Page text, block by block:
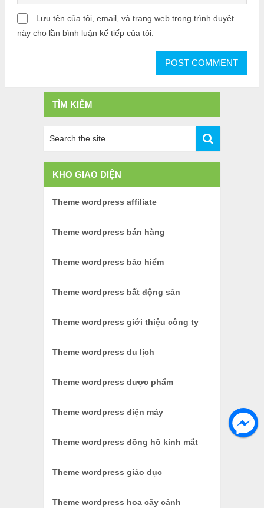
Lưu tên của tôi, email, và trang web trong trình duyệt
này cho lần bình luận kế tiếp của tôi.
TÌM KIẾM
KHO GIAO DIỆN
Theme wordpress affiliate
Theme wordpress bán hàng
Theme wordpress bảo hiểm
Theme wordpress bất động sản
Theme wordpress giới thiệu công ty
Theme wordpress du lịch
Theme wordpress dược phẩm
Theme wordpress điện máy
Theme wordpress đồng hồ kính mắt
Theme wordpress giáo dục
Theme wordpress hoa cây cảnh